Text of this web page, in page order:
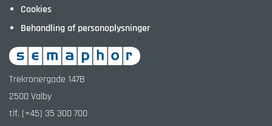
Cookies
Behandling af personoplysninger
Trekronergade 147B
2500Valby
tlf. (+45) 35 300 700